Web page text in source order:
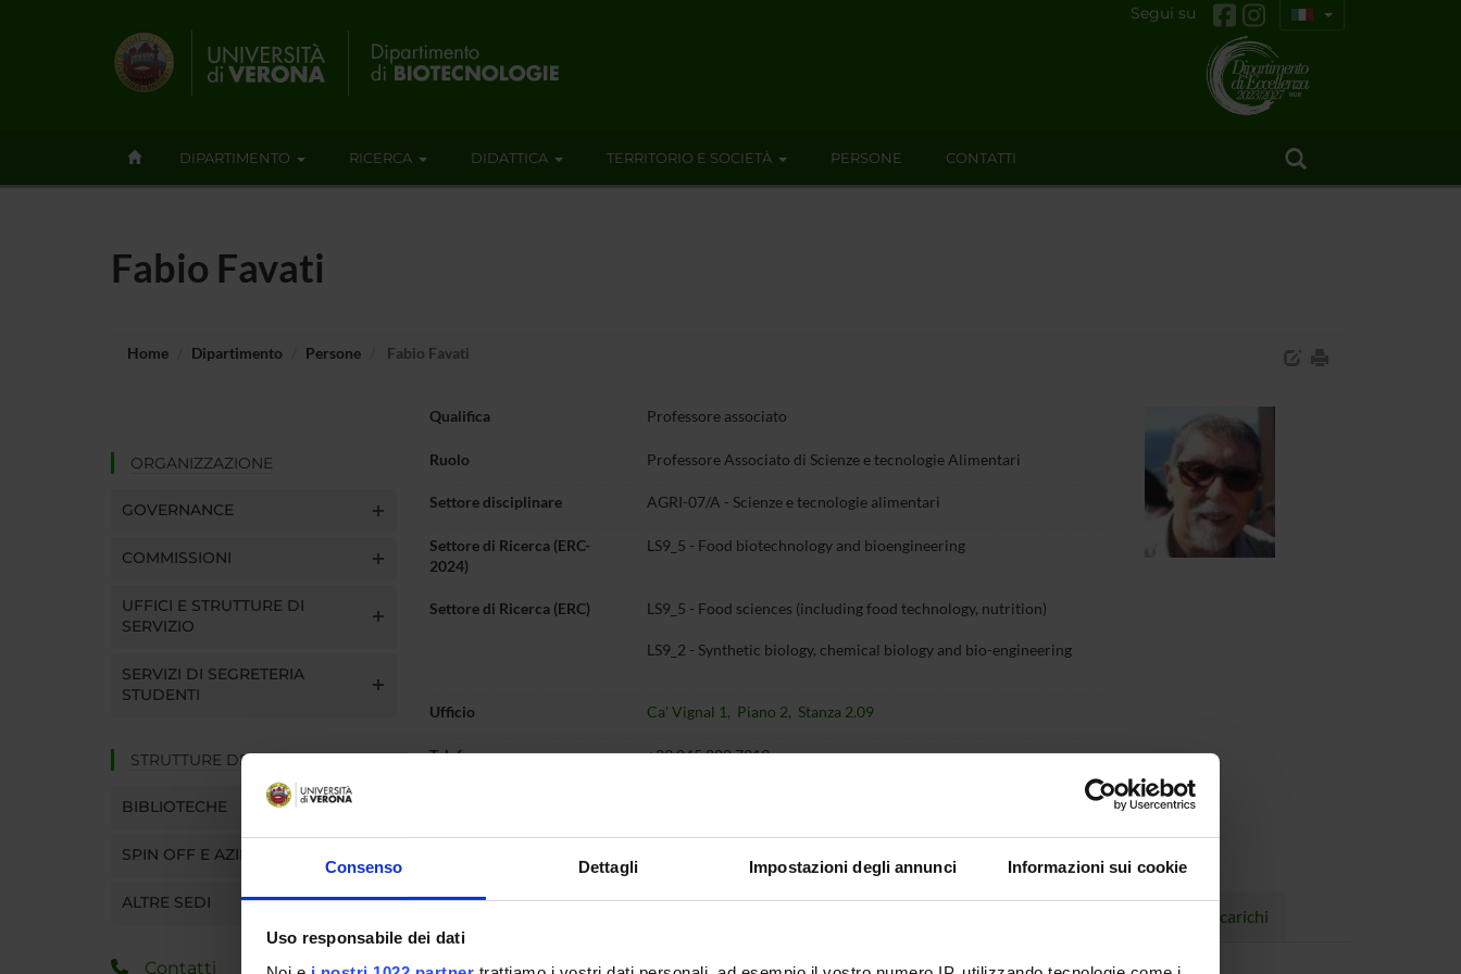
Consenso Dettagli Impostazioni degli annunci Informazioni sui cookie
Uso responsabile dei dati
Segui su
DIPARTIMENTO RICERCA DIDATTICA TERRITORIO E SOCIETÀ PERSONE CONTATTI
Fabio Favati
Home Dipartimento Persone Fabio Favati
ORGANIZZAZIONE
GOVERNANCE
COMMISSIONI
UFFICI E STRUTTURE DI
SERVIZIO
SERVIZI DI SEGRETERIA
STUDENTI
STRUTTURE DEL DIPARTIMENTO
BIBLIOTECHE
SPIN OFF E AZIENDE
ALTRE SEDI
Contatti
Qualifica Professore associato
Ruolo Professore Associato di Scienze e tecnologie Alimentari
Settore disciplinare AGRI-07/A - Scienze e tecnologie alimentari
Settore di Ricerca (ERC-
2024)
LS9_5 - Food biotechnology and bioengineering
Settore di Ricerca (ERC) LS9_5 - Food sciences (including food technology, nutrition)
LS9_2 - Synthetic biology, chemical biology and bio-engineering
Ufficio Ca' Vignal 1, Piano 2, Stanza 2.09
Telefono +39 045 802 7919
Incarichi